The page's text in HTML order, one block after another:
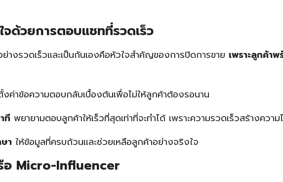
จด้วยการตอบแชทที่รวดเร็ว
างรวดเร็วและเป็นกันเองคือหัวใจสำคัญของการปิดการขาย เพราะลูกค้า
งค่าข้อความตอบกลับเบื้องต้นเพื่อไม่ให้ลูกค้าต้องรอนาน
ที พยายามตอบลูกค้าให้เร็วที่สุดเท่าที่จะทำได้ เพราะความรวดเร็วสร้างความ
า ให้ข้อมูลที่ครบถ้วนและช่วยเหลือลูกค้าอย่างจริงใจ
อ Micro-Influencer